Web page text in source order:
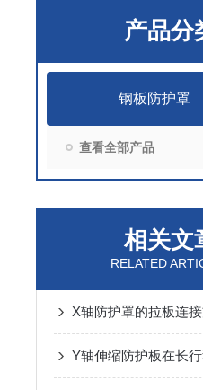
产品分
钢板防护罩
查看全部产品
相关文
RELATED